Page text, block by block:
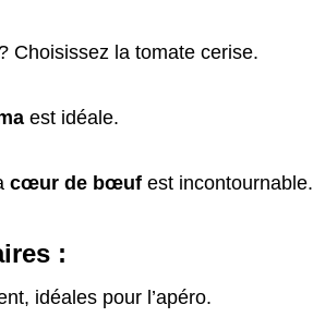
Choisissez la tomate cerise.
est idéale.
cœur de bœufest incontournable.
:
idéales pour l’apéro.